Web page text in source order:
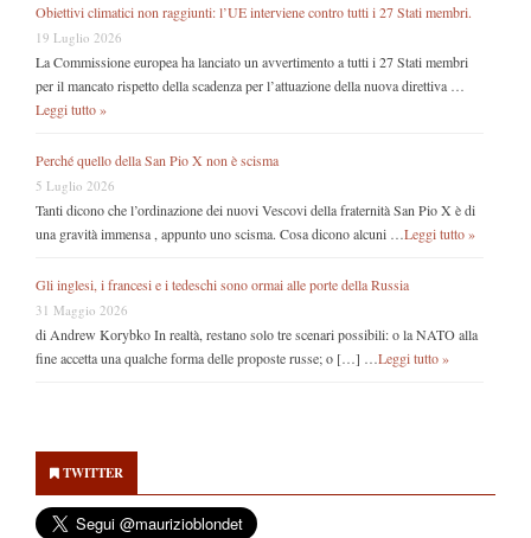
Obiettivi climatici non raggiunti: l’UE interviene contro tutti i 27 Stati membri.
19 Luglio 2026
La Commissione europea ha lanciato un avvertimento a tutti i 27 Stati membri
per il mancato rispetto della scadenza per l’attuazione della nuova direttiva …
Leggi tutto »
Perché quello della San Pio X non è scisma
5 Luglio 2026
Tanti dicono che l’ordinazione dei nuovi Vescovi della fraternità San Pio X è di
una gravità immensa , appunto uno scisma. Cosa dicono alcuni … Leggi tutto »
Gli inglesi, i francesi e i tedeschi sono ormai alle porte della Russia
31 Maggio 2026
di Andrew Korybko In realtà, restano solo tre scenari possibili: o la NATO alla
fine accetta una qualche forma delle proposte russe; o […] … Leggi tutto »
Sidebar
TWITTER